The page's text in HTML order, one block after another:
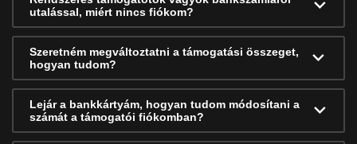
utalással, miért nincs fiókom?
Szeretném megváltoztatni a támogatási összeget,
hogyan tudom?
Lejár a bankkártyám, hogyan tudom módosítani a
számát a támogatói fiókomban?